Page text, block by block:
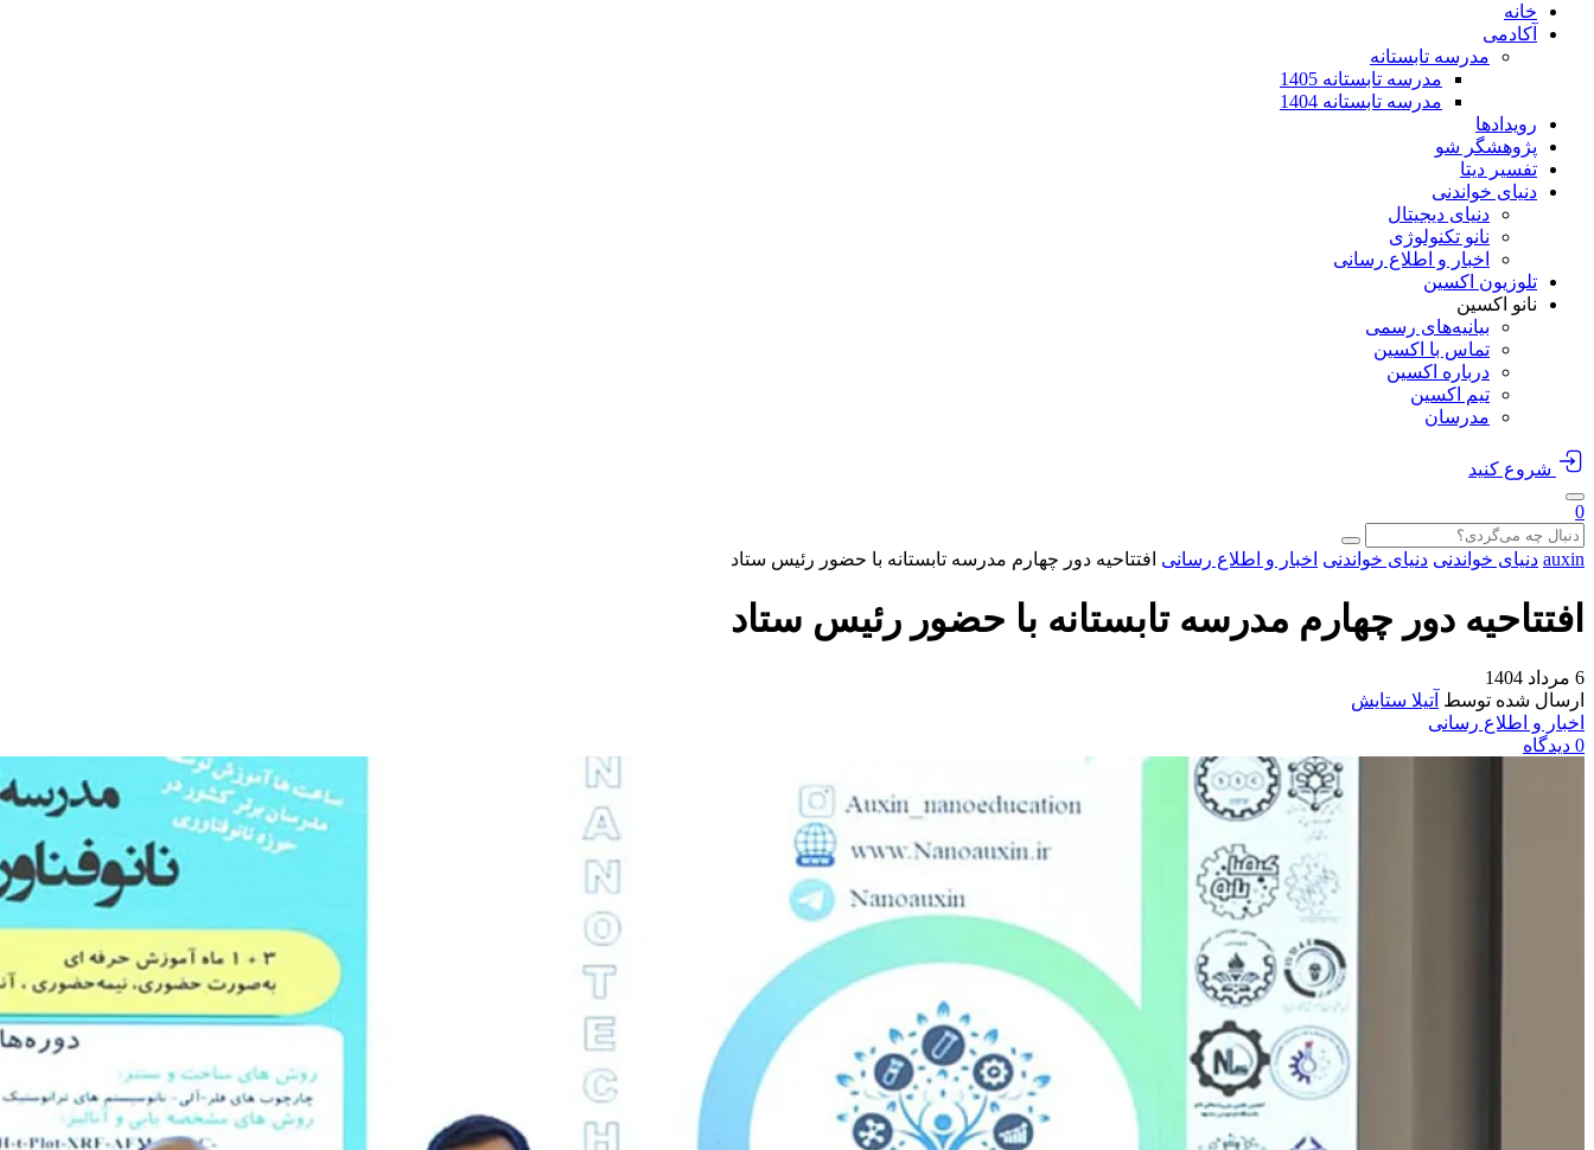
خانه
آکادمی
مدرسه تابستانه
مدرسه تابستانه 1405
مدرسه تابستانه 1404
رویدادها
پژوهشگر شو
تفسیر دیتا
دنیای خواندنی
دنیای دیجیتال
نانو تکنولوژی
اخبار و اطلاع رسانی
تلوزیون اکسین
نانو اکسین
بیانیه‌های رسمی
تماس با اکسین
درباره اکسین
تیم اکسین
مدرسان
شروع کنید
0
auxin دنیای خواندنی دنیای خواندنی اخبار و اطلاع رسانی افتتاحیه دور چهارم مدرسه تابستانه با حضور رئیس ستاد
افتتاحیه دور چهارم مدرسه تابستانه با حضور رئیس ستاد
6 مرداد 1404
ارسال شده توسط آتیلا ستایش
اخبار و اطلاع رسانی
0 دیدگاه